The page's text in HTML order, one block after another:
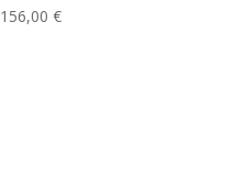
156,00€